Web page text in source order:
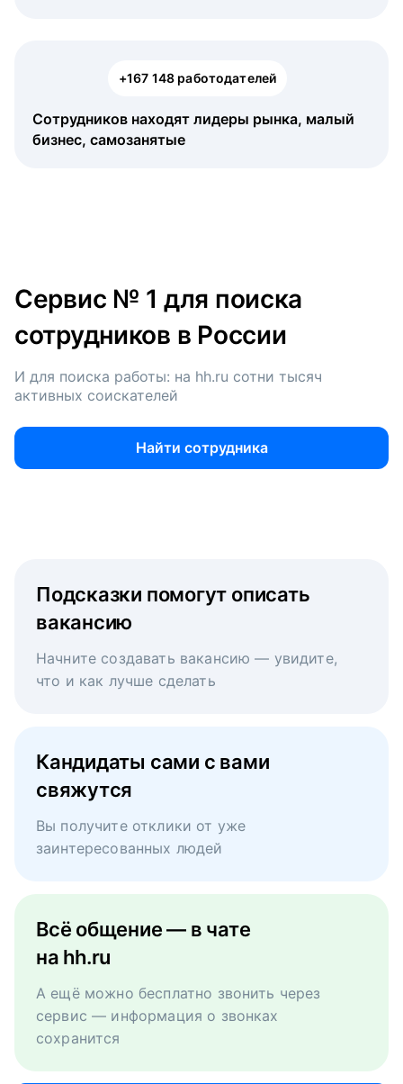
+167 148 работодателей
Сотрудников находят лидеры рынка, малый
бизнес, самозанятые
Сервис № 1 для поиска
сотрудников в России
И для поиска работы: на hh.ru сотни тысяч
активных соискателей
Найти сотрудника
Подсказки помогут описать
вакансию
Начните создавать вакансию — увидите,
что и как лучше сделать
Кандидаты сами с вами
свяжутся
Вы получите отклики от уже
заинтересованных людей
Всё общение — в чате
на hh.ru
А ещё можно бесплатно звонить через
сервис — информация о звонках
сохранится